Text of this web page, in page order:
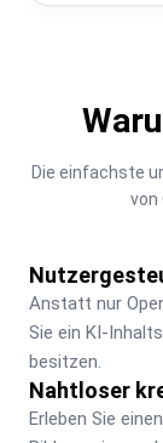
Die einfachste
von
Anstatt nur
Sie ein KI-
besitzen.
Nahtloser
Erleben Sie